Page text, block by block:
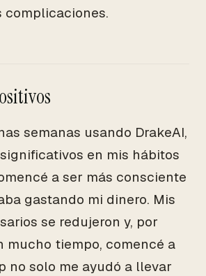
complicaciones.
semanas usando DrakeAI,
en mis hábitos
a ser más consciente
gastando mi dinero. Mis
se redujeron y, por
mucho tiempo, comencé a
no solo me ayudó a llevar